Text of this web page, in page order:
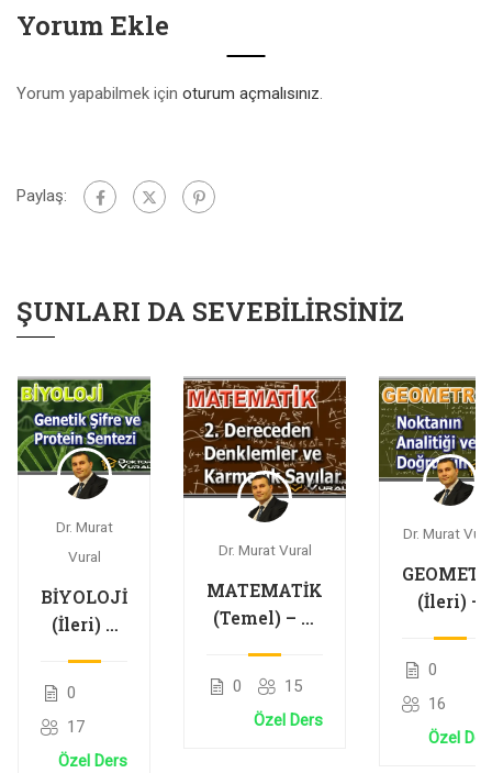
Yorum Ekle
Yorum yapabilmek için oturum açmalısınız.
Paylaş:
ŞUNLARI DA SEVEBILIRSINIZ
Dr. Murat
Vural
BİYOLOJİ
(İleri) –
Şifre ve
Protein
Sentezi
0
17
Özel Ders
Dr. Murat Vural
MATEMATİK
(Temel) – 2.
Denklemler
ve Karmaşık
Sayılar
0
15
Özel Ders
Dr. Murat
(İleri) –
Analitiği
Analitiği
0
16
Özel